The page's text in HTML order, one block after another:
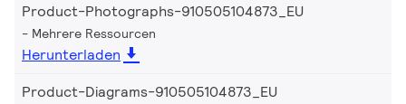
Product-Photographs-910505104873_EU
Mehrere Ressourcen
Herunterladen
Product-Diagrams-910505104873_EU